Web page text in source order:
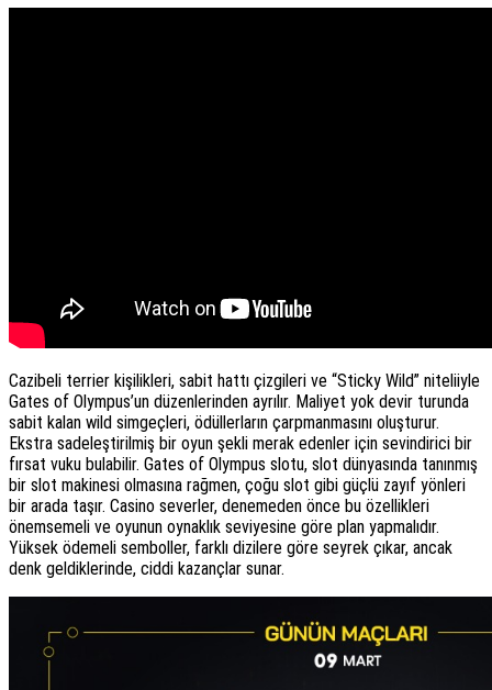
Cazibeli terrier kişilikleri, sabit hattı çizgileri ve “Sticky Wild” niteliiyle
Gates of Olympus’un düzenlerinden ayrılır. Maliyet yok devir turunda
sabit kalan wild simgeçleri, ödüllerların çarpmanmasını oluşturur.
Ekstra sadeleştirilmiş bir oyun şekli merak edenler için sevindirici bir
fırsat vuku bulabilir. Gates of Olympus slotu, slot dünyasında tanınmış
bir slot makinesi olmasına rağmen, çoğu slot gibi güçlü zayıf yönleri
bir arada taşır. Casino severler, denemeden önce bu özellikleri
önemsemeli ve oyunun oynaklık seviyesine göre plan yapmalıdır.
Yüksek ödemeli semboller, farklı dizilere göre seyrek çıkar, ancak
denk geldiklerinde, ciddi kazançlar sunar.